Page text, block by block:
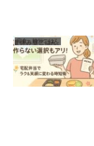
宅食・時短ごはん